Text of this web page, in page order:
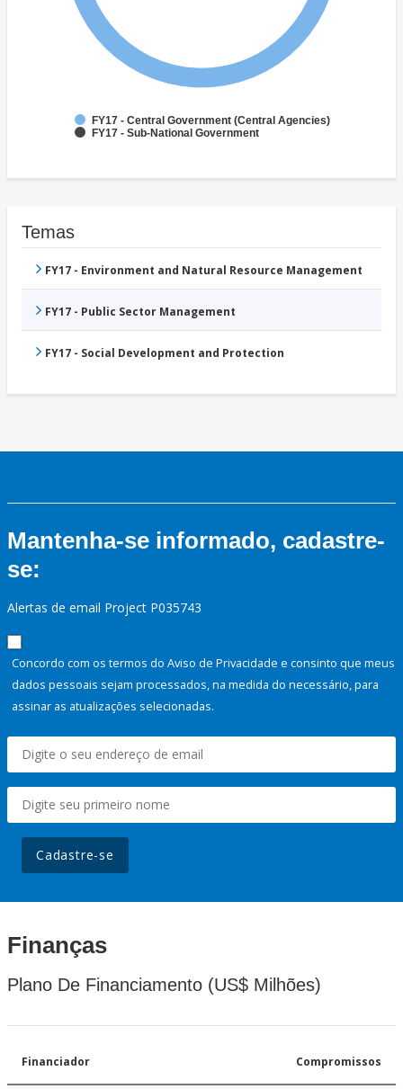
FY17 - Central Government (Central Agencies)
FY17 - Sub-National Government
Temas
FY17 - Environment and Natural Resource Management
FY17 - Public Sector Management
FY17 - Social Development and Protection
Mantenha-se informado, cadastre-
se:
Alertas de email Project P035743
Concordo com os termos do Aviso de Privacidade e consinto que meus
dados pessoais sejam processados, na medida do necessário, para
assinar as atualizações selecionadas.
Cadastre-se
Finanças
Plano De Financiamento (US$ Milhões)
Financiador Compromissos